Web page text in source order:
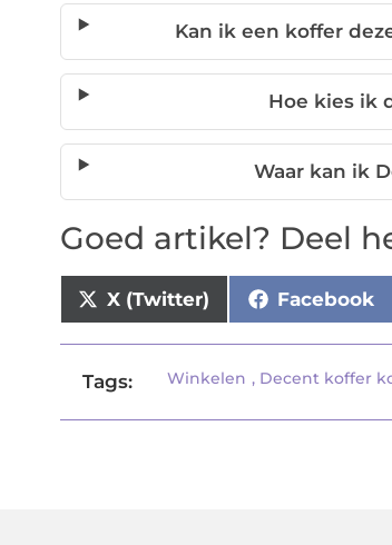
Kan ik een koffer
Hoe kies ik
Waar kan ik
Goed artikel? Deel
X (Twitter) Facebook
Tags: Winkelen , Decent koffer